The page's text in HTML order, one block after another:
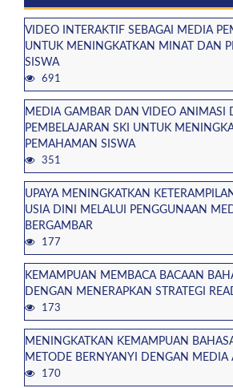
VIDEO INTERAKTIF SEBAGAI MEDIA
UNTUK MENINGKATKAN MINAT DAN
SISWA
691
MEDIA GAMBAR DAN VIDEO ANIMASI
PEMBELAJARAN SKI UNTUK
PEMAHAMAN SISWA
351
UPAYA MENINGKATKAN
USIA DINI MELALUI PENGGUNAAN
BERGAMBAR
177
KEMAMPUAN MEMBACA BACAAN
DENGAN MENERAPKAN STRATEGI
173
MENINGKATKAN KEMAMPUAN
METODE BERNYANYI DENGAN MEDIA
170